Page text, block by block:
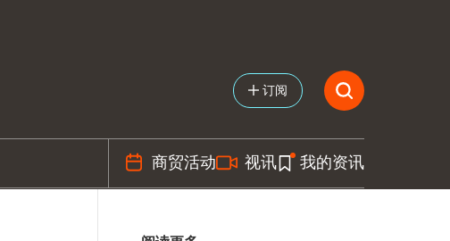
订阅
商贸活动 视讯 我的资讯